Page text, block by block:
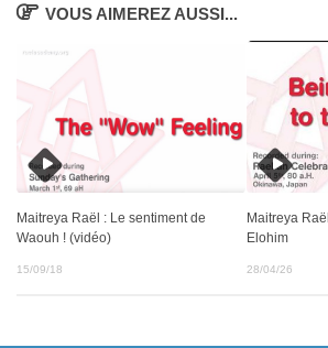
VOUS AIMEREZ AUSSI...
Maitreya Raël : Le sentiment de
Waouh ! (vidéo)
15/09/18
Maitreya
Elohim
28/04/26